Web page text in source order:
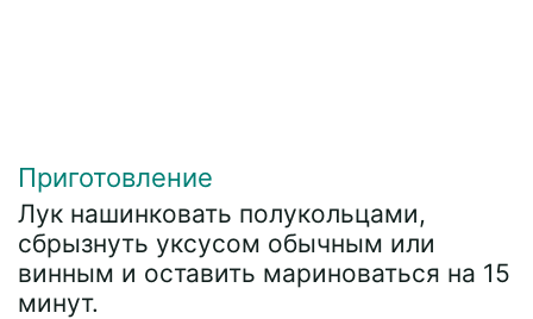
Приготовление
Лук нашинковать полукольцами,
сбрызнуть уксусом обычным или
винным и оставить мариноваться на 15
минут.